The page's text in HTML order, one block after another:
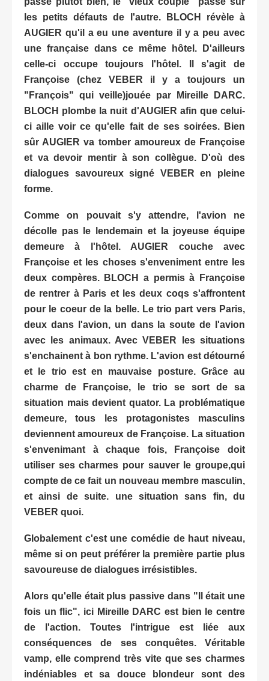
les petits défauts de l'autre. BLOCH révèle à
AUGIER qu'il a eu une aventure il y a peu avec
une française dans ce même hôtel. D'ailleurs
celle-ci occupe toujours l'hôtel. Il s'agit de
Françoise (chez VEBER il y a toujours un
"François" qui veille)jouée par Mireille DARC.
BLOCH plombe la nuit d'AUGIER afin que celui-
ci aille voir ce qu'elle fait de ses soirées. Bien
sûr AUGIER va tomber amoureux de Françoise
et va devoir mentir à son collègue. D'où des
dialogues savoureux signé VEBER en pleine
forme.
Comme on pouvait s'y attendre, l'avion ne
décolle pas le lendemain et la joyeuse équipe
demeure à l'hôtel. AUGIER couche avec
Françoise et les choses s'enveniment entre les
deux compères. BLOCH a permis à Françoise
de rentrer à Paris et les deux coqs s'affrontent
pour le coeur de la belle. Le trio part vers Paris,
deux dans l'avion, un dans la soute de l'avion
avec les animaux. Avec VEBER les situations
s'enchainent à bon rythme. L'avion est détourné
et le trio est en mauvaise posture. Grâce au
charme de Françoise, le trio se sort de sa
situation mais devient quator. La problématique
demeure, tous les protagonistes masculins
deviennent amoureux de Françoise. La situation
s'envenimant à chaque fois, Françoise doit
utiliser ses charmes pour sauver le groupe,qui
compte de ce fait un nouveau membre masculin,
et ainsi de suite. une situation sans fin, du
VEBER quoi.
Globalement c'est une comédie de haut niveau,
même si on peut préférer la première partie plus
savoureuse de dialogues irrésistibles.
Alors qu'elle était plus passive dans "Il était une
fois un flic", ici Mireille DARC est bien le centre
de l'action. Toutes l'intrigue est liée aux
conséquences de ses conquêtes. Véritable
vamp, elle comprend très vite que ses charmes
indéniables et sa douce blondeur sont des